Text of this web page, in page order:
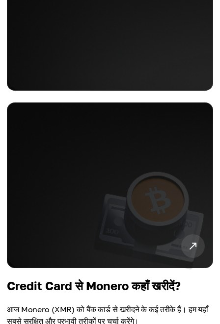
Credit Card से Monero कहाँ खरीदें?
आज Monero (XMR) को बैंक कार्ड से खरीदने के कई तरीके हैं। हम यहाँ
सबसे सुरक्षित और प्रभावी तरीकों पर चर्चा करेंगे।